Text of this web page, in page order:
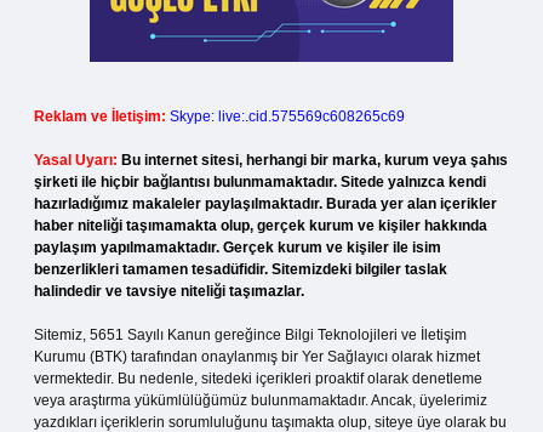
Reklam ve İletişim: Skype: live:.cid.575569c608265c69
Yasal Uyarı: Bu internet sitesi, herhangi bir marka, kurum veya şahıs
şirketi ile hiçbir bağlantısı bulunmamaktadır. Sitede yalnızca kendi
hazırladığımız makaleler paylaşılmaktadır. Burada yer alan içerikler
haber niteliği taşımamakta olup, gerçek kurum ve kişiler hakkında
paylaşım yapılmamaktadır. Gerçek kurum ve kişiler ile isim
benzerlikleri tamamen tesadüfidir. Sitemizdeki bilgiler taslak
halindedir ve tavsiye niteliği taşımazlar.
Sitemiz, 5651 Sayılı Kanun gereğince Bilgi Teknolojileri ve İletişim
Kurumu (BTK) tarafından onaylanmış bir Yer Sağlayıcı olarak hizmet
vermektedir. Bu nedenle, sitedeki içerikleri proaktif olarak denetleme
veya araştırma yükümlülüğümüz bulunmamaktadır. Ancak, üyelerimiz
yazdıkları içeriklerin sorumluluğunu taşımakta olup, siteye üye olarak bu